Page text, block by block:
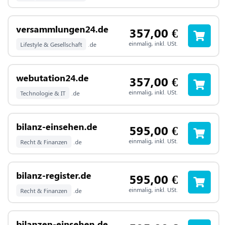
versammlungen24.de
Lifestyle & Gesellschaft .de
357,00 €
einmalig, inkl. USt.
webutation24.de
Technologie & IT .de
357,00 €
einmalig, inkl. USt.
bilanz-einsehen.de
Recht & Finanzen .de
595,00 €
einmalig, inkl. USt.
bilanz-register.de
Recht & Finanzen .de
595,00 €
einmalig, inkl. USt.